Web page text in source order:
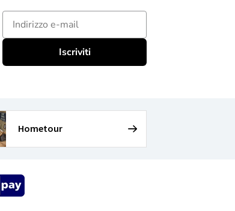
E-mailadres
Iscriviti
Hometour